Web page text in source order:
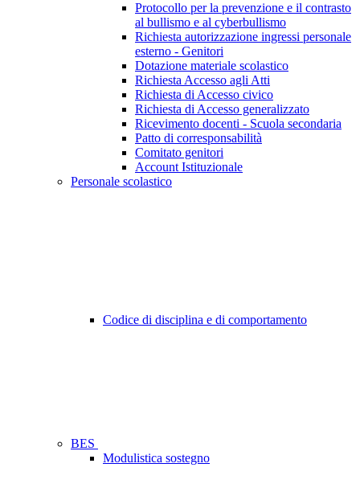
Protocollo per la prevenzione e il contrasto
al bullismo e al cyberbullismo
Richiesta autorizzazione ingressi personale
esterno - Genitori
Dotazione materiale scolastico
Richiesta Accesso agli Atti
Richiesta di Accesso civico
Richiesta di Accesso generalizzato
Ricevimento docenti - Scuola secondaria
Patto di corresponsabilità
Comitato genitori
Account Istituzionale
Personale scolastico
Codice di disciplina e di comportamento
BES
Modulistica sostegno